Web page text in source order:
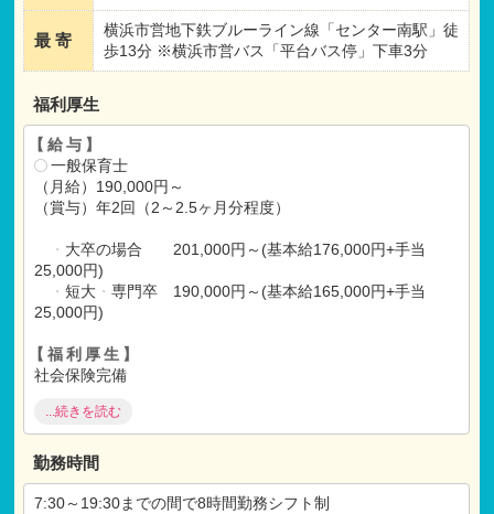
最 寄
横浜市営地下鉄ブルーライン線「センター南駅」徒
歩13分 ※横浜市営バス「平台バス停」下車3分
福利厚生
【給与】
一般保育士
（月給）190,000円～
（賞与）年2回（2～2.5ヶ月分程度）
・ 大卒の場合 201,000円～(基本給176,000円+手当
25,000円)
・ 短大・ 専門卒 190,000円～(基本給165,000円+手当
25,000円)
【福利厚生】
社会保険完備
住宅手当(規定により支給あり)
昇給(年1回)
交通費支給(全額支給)
...続きを読む
勤務時間
7:30～19:30までの間で8時間勤務シフト制